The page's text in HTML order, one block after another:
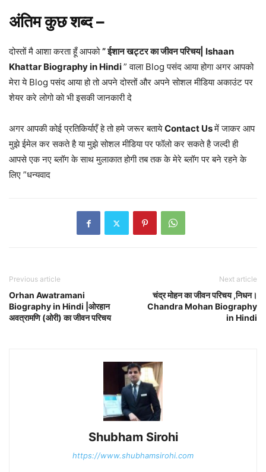
अंतिम कुछ शब्द –
दोस्तों मै आशा करता हूँ आपको”ईशान खट्टर का जीवन परिचय| Ishaan
Khattar Biography in Hindi” वाला Blog पसंद आया होगा अगर आपको
मेरा ये Blog पसंद आया हो तो अपने दोस्तों और अपने सोशल मीडिया अकाउंट पर
शेयर करे लोगो को भी इसकी जानकारी दे
अगर आपकी कोई प्रतिकिर्याएँ हे तो हमे जरूर बतायेContact Usमें जाकर आप
मुझे ईमेल कर सकते है या मुझे सोशल मीडिया पर फॉलो कर सकते है जल्दी ही
आपसे एक नए ब्लॉग के साथ मुलाकात होगी तब तक के मेरे ब्लॉग पर बने रहने के
लिए ”धन्यवाद
Previous article
Orhan Awatramani
Biography in Hindi |​​ओरहान
अवत्रामणि (ओरी) का जीवन परिचय
Next article
चंद्र मोहन का जीवन परिचय ,निधन।
Chandra Mohan Biography
in Hindi
Shubham Sirohi
https://www.shubhamsirohi.com